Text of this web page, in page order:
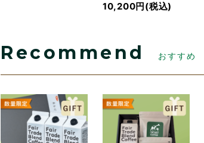
10,200円(税込)
Recommend おすすめ